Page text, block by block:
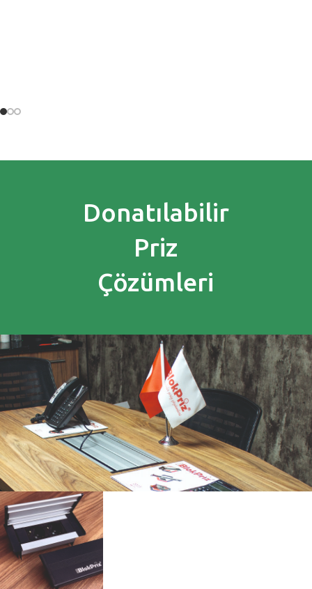
Donatılabilir
Priz
Çözümleri